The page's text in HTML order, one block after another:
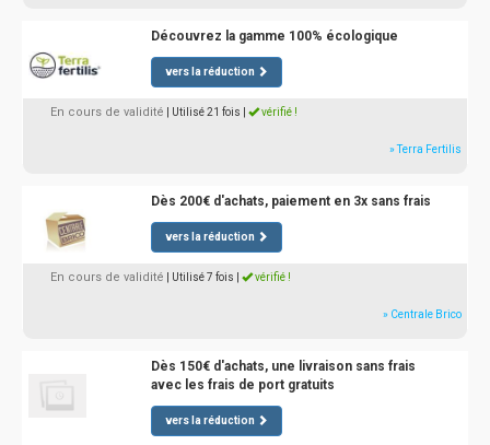
Découvrez la gamme 100% écologique
vers la réduction
En cours de validité | Utilisé 21 fois vérifié !
» Terra Fertilis
Dès 200€ d'achats, paiement en 3x sans frais
vers la réduction
En cours de validité | Utilisé 7 fois vérifié !
» Centrale Brico
Dès 150€ d'achats, une livraison sans frais
avec les frais de port gratuits
vers la réduction